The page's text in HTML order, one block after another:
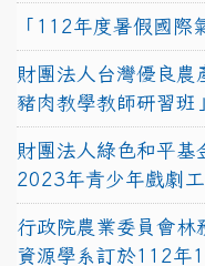
「112年度暑假國際
財團法人台灣優良農
豬肉教學教師研習班
財團法人綠色和平基
2023年青少年戲劇工
行政院農業委員會林
資源學系訂於112年